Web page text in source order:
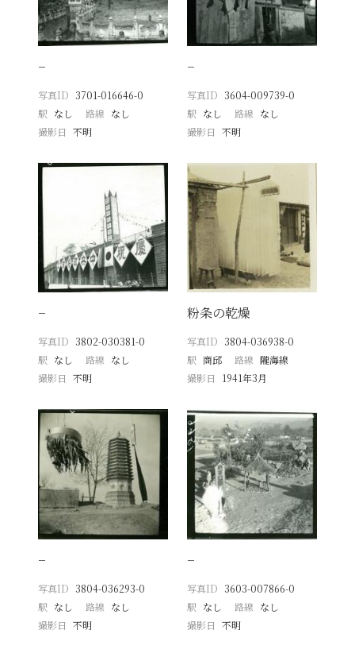
−
写真ID 3701-016646-0
駅 なし 路線 なし
撮影日
不明
−
写真ID 3604-009739-0
駅 なし 路線 なし
撮影日 不明
−
写真ID 3802-030381-0
駅 なし 路線 なし
撮影日
不明
粉条の乾燥
写真ID 3804-036938-0
駅 商邱 路線 隴海線
撮影日
1941年3月
−
写真ID 3804-036293-0
駅 なし 路線 なし
撮影日
不明
−
写真ID 3603-007866-0
駅 なし 路線 なし
撮影日 不明